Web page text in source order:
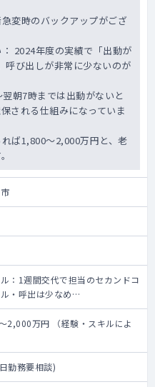
変時のバックアップがござ
2024年度の実績で「出動が
呼び出しが非常に少ないのが
朝7時までは出動がないと
される仕組みになっていま
ば1,800～2,000万円と、老
：1週間交代で担当のセカンドコ
・呼出は少なめ
実績で「出動が月0.5件（2ヶ月
、コールが月4～5件」と、呼び
少ないのが特徴です。
動なし：深夜12時～翌朝7時ま
いと明記されており、夜間の睡
る仕組みになっています。
2,000万円 （経験・スキルによ
勤務要相談)